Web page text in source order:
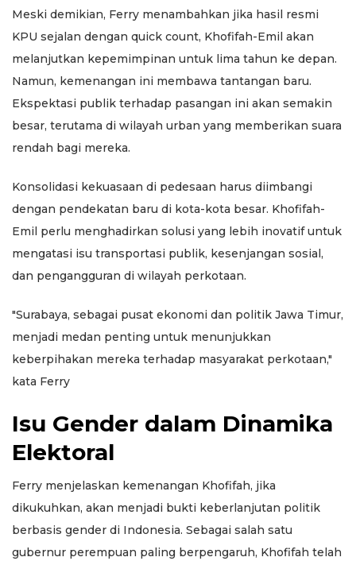
Meski demikian, Ferry menambahkan jika hasil resmi
KPU sejalan dengan quick count, Khofifah-Emil akan
melanjutkan kepemimpinan untuk lima tahun ke depan.
Namun, kemenangan ini membawa tantangan baru.
Ekspektasi publik terhadap pasangan ini akan semakin
besar, terutama di wilayah urban yang memberikan suara
rendah bagi mereka.
Konsolidasi kekuasaan di pedesaan harus diimbangi
dengan pendekatan baru di kota-kota besar. Khofifah-
Emil perlu menghadirkan solusi yang lebih inovatif untuk
mengatasi isu transportasi publik, kesenjangan sosial,
dan pengangguran di wilayah perkotaan.
"Surabaya, sebagai pusat ekonomi dan politik Jawa Timur,
menjadi medan penting untuk menunjukkan
keberpihakan mereka terhadap masyarakat perkotaan,"
kata Ferry
Isu Gender dalam Dinamika
Elektoral
Ferry menjelaskan kemenangan Khofifah, jika
dikukuhkan, akan menjadi bukti keberlanjutan politik
berbasis gender di Indonesia. Sebagai salah satu
gubernur perempuan paling berpengaruh, Khofifah telah